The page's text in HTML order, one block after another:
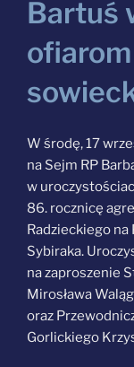
Bartuś
W środę, 17
na Sejm RP
w
86. rocznicę
Radzieckiego na
Sybiraka.
na zaproszenie
Mirosława
oraz
Gorlickiego